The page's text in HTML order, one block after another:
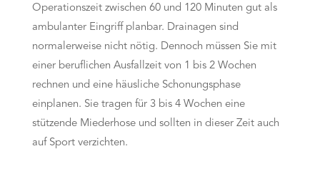
Operationszeit zwischen 60 und 120 Minuten gut als
ambulanter Eingriff planbar. Drainagen sind
normalerweise nicht nötig. Dennoch müssen Sie mit
einer beruflichen Ausfallzeit von 1 bis 2 Wochen
rechnen und eine häusliche Schonungsphase
einplanen. Sie tragen für 3 bis 4 Wochen eine
stützende Miederhose und sollten in dieser Zeit auch
auf Sport verzichten.